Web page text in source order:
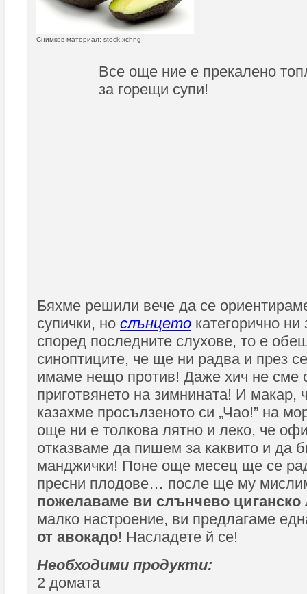
Снимков материал: stock.xchng
Все още ние е прекалено
за горещи супи!
Бяхме решили вече да се
супички, но слънцето категорично
според последните слухове, то е
синоптиците, че ще ни радва и през
имаме нещо против! Даже хич не сме
приготвянето на зимнината! И макар,
казахме просълзеното си „Чао!” на
още ни е толкова лятно и леко, че
отказваме да пишем за каквито и да
манджички! Поне още месец ще се
пресни плодове… после ще му
пожелаваме ви слънчево циганско
малко настроение, ви предлагаме
от авокадо! Насладете й се!
Необходими продукти:
2 домата